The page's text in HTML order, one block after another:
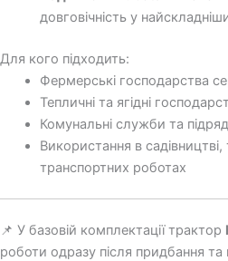
довговічність у
Для кого підходить:
Фермерські господарства
Тепличні та ягідні
Комунальні служби та
Використання в
транспортних роботах
📌 У базовій комплектації трактор
роботи одразу після придбання